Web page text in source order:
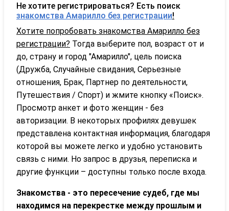
Не хотите регистрироваться? Есть поиск
знакомства Амарилло без регистрации!
Хотите попробовать знакомства Амарилло без
регистрации? Тогда выберите пол, возраст от и
до, страну и город "Амарилло", цель поиска
(Дружба, Случайные свидания, Серьезные
отношения, Брак, Партнер по деятельности,
Путешествия / Спорт) и жмите кнопку «Поиск».
Просмотр анкет и фото женщин - без
авторизации. В некоторых профилях девушек
представлена контактная информация, благодаря
которой вы можете легко и удобно установить
связь с ними. Но запрос в друзья, переписка и
другие функции – доступны только после входа.
Знакомства - это пересечение судеб, где мы
находимся на перекрестке между прошлым и